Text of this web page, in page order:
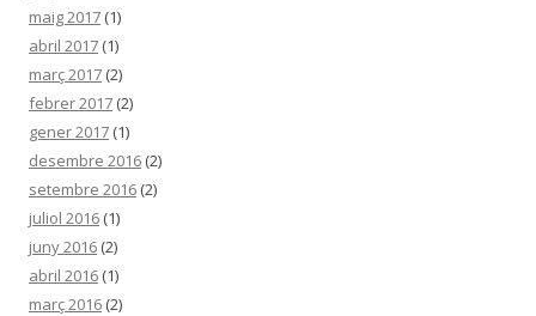
maig 2017 (1)
abril 2017 (1)
març 2017 (2)
febrer 2017 (2)
gener 2017 (1)
desembre 2016 (2)
setembre 2016 (2)
juliol 2016 (1)
juny 2016 (2)
abril 2016 (1)
març 2016 (2)